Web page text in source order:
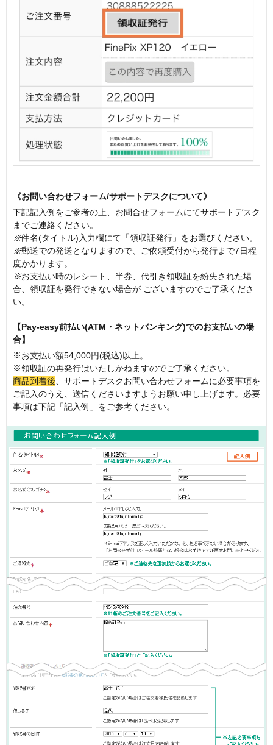
《お問い合わせフォーム/サポートデスクについて》
下記記入例をご参考の上、お問合せフォームにてサポートデスク
までご連絡ください。
※件名(タイトル)入力欄にて「領収証発行」をお選びください。
※郵送での発送となりますので、ご依頼受付から発行まで7日程
度かかります。
※お支払い時のレシート、半券、代引き領収証を紛失された場
合、領収証を発行できない場合が ございますのでご了承くださ
い。
【Pay-easy前払い(ATM・ネットバンキング)でのお支払いの場
合】
※お支払い額54,000円(税込)以上。
※領収証の再発行はいたしかねますのでご了承ください。
商品到着後 、サポートデスクお問い合わせフォームに必要事項を
ご記入のうえ、送信くださいますようお願い申し上げます。必要
事項は下記「記入例」をご参考ください。